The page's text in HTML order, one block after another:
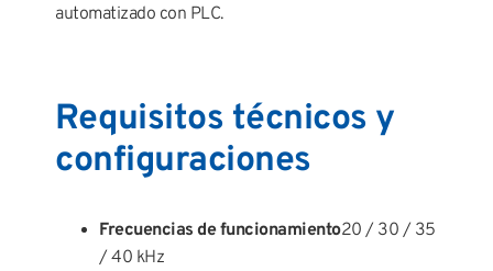
automatizado con PLC.
Requisitos técnicos y
configuraciones
Frecuencias de funcionamiento20 / 30 / 35
/ 40 kHz